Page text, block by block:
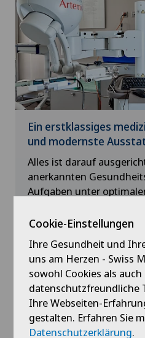
Ein erstklassiges
und modernste
Alles ist darauf
anerkannten
Aufgaben unter
erfüllen können.
Swiss Medical Network
laufend, um den Ärzten
leistungsfähige
auf die Infrastruktur zur
erstklassige technische
bei der Zuweisung von
Mehr anzeigen
Cookie-Einstellungen
Ihre Gesundheit und
uns am Herzen - Swiss
sowohl Cookies als auch
datenschutzfreundliche
Ihre Webseiten-
gestalten. Erfahren Sie
Datenschutzerklärung.